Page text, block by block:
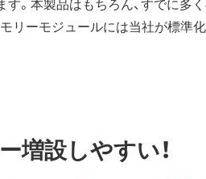
リーモジュールには当社が標準
増設しやすい！